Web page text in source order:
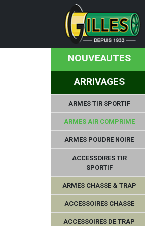
NOUVEAUTES
ARRIVAGES
ARMES TIR SPORTIF
ARMES AIR COMPRIME
ARMES POUDRE NOIRE
ACCESSOIRES TIR
SPORTIF
ARMES CHASSE & TRAP
ACCESSOIRES CHASSE
ACCESSOIRES DE TRAP